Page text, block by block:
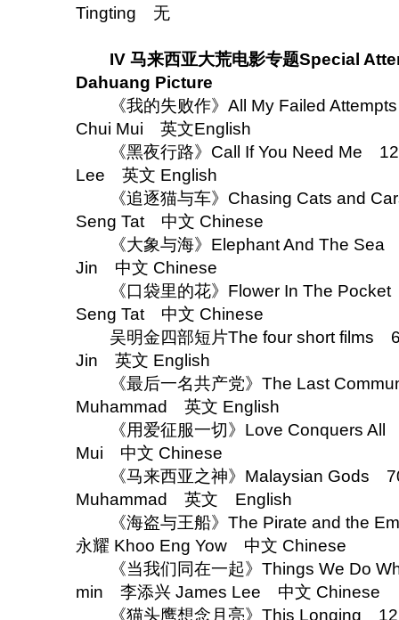
Tingting 无
IV 马来西亚大荒电影专题Special
Dahuang Picture
《我的失败作》All My Failed
Chui Mui 英文English
《黑夜行路》Call If You Need Me
Lee 英文 English
《追逐猫与车》Chasing Cats and
Seng Tat 中文 Chinese
《大象与海》Elephant And The Sea
Jin 中文 Chinese
《口袋里的花》Flower In The
Seng Tat 中文 Chinese
吴明金四部短片The four short films
Jin 英文 English
《最后一名共产党》The Last
Muhammad 英文 English
《用爱征服一切》Love Conquers All
Mui 中文 Chinese
《马来西亚之神》Malaysian Gods
Muhammad 英文 English
《海盗与王船》The Pirate and the
永耀 Khoo Eng Yow 中文 Chinese
《当我们同在一起》Things We Do
min 李添兴 James Lee 中文 Chinese
《猫头鹰想念月亮》This Longing